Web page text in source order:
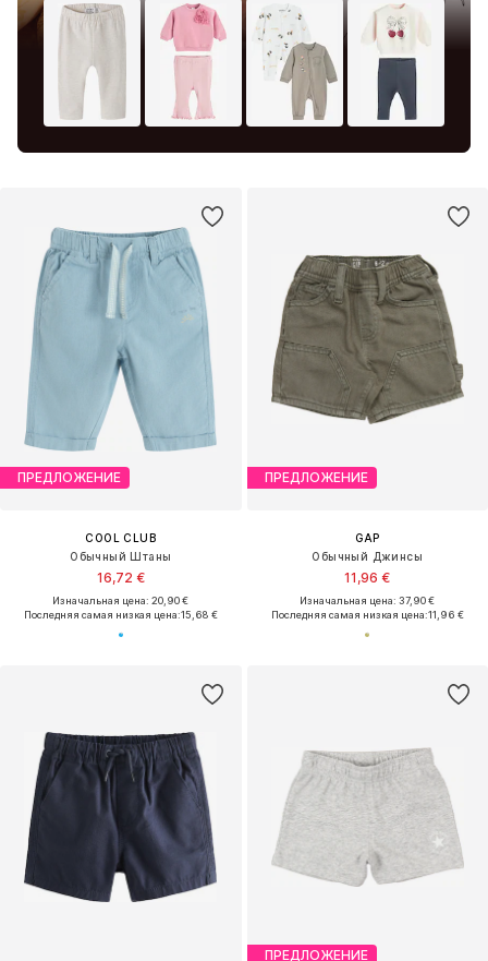
ПРЕДЛОЖЕНИЕ
COOL CLUB
Обычный Штаны
16,72 €
Изначальная цена: 20,90 €
Последняя самая низкая цена:15,68 €
ПРЕДЛОЖЕНИЕ
GAP
Обычный Джинсы
11,96 €
Изначальная цена: 37,90 €
Последняя самая низкая цена:11,96 €
ПРЕДЛОЖЕНИЕ